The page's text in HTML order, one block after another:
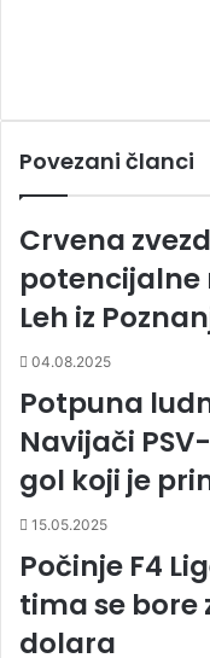
Povezani članci
Crvena
potencijalne
Leh iz
04.08.2025
Potpuna
Navijači
gol koji je
15.05.2025
Počinje F4
tima se bore
dolara